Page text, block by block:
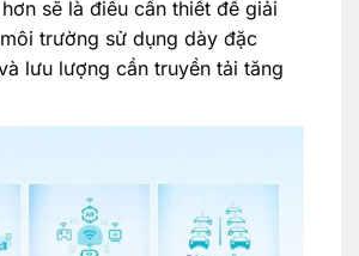
sẽ là điều cần thiết để giải
trường sử dụng dày đặc
lưu lượng cần truyền tải tăng